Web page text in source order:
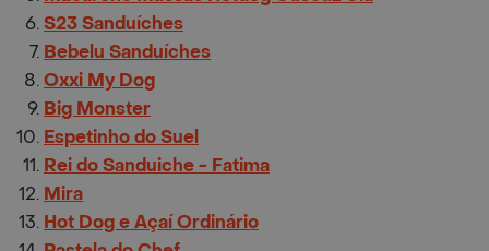
S23 Sanduíches
Bebelu Sanduíches
Oxxi My Dog
Big Monster
Espetinho do Suel
Rei do Sanduiche - Fatima
Mira
Hot Dog e Açaí Ordinário